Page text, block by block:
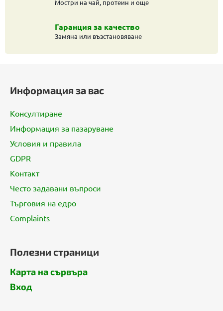
Мостри на чай, протеин и още
Гаранция за качество
Замяна или възстановяване
Информация за вас
Консултиране
Информация за пазаруване
Условия и правила
GDPR
Контакт
Често задавани въпроси
Търговия на едро
Complaints
Полезни страници
Карта на сървъра
Вход